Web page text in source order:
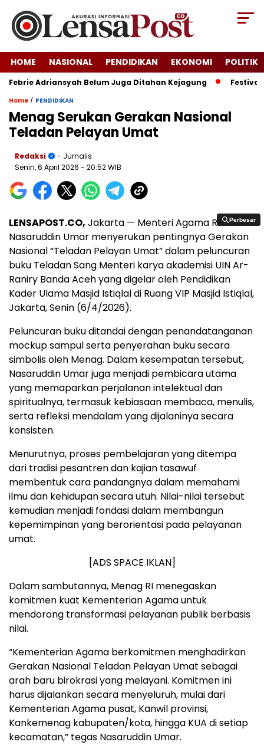
HOME NASIONAL PENDIDIKAN EKONOMI POLITIK
Adriansyah Belum Juga Ditahan Kejagung Festival
Home / PENDIDIKAN
Menag Serukan Gerakan Nasional
Teladan Pelayan Umat
Redaksi
- Jurnalis
Senin, 6 April 2026 - 20:52 WIB
Perbesar
Perbesar
LENSAPOST.CO, Jakarta — Menteri Agama RI
Nasaruddin Umar menyerukan pentingnya Gerakan
Nasional “Teladan Pelayan Umat” dalam peluncuran
buku Teladan Sang Menteri karya akademisi UIN Ar-
Raniry Banda Aceh yang digelar oleh Pendidikan
Kader Ulama Masjid Istiqlal di Ruang VIP Masjid Istiqlal,
Jakarta, Senin (6/4/2026).
Peluncuran buku ditandai dengan penandatanganan
mockup sampul serta penyerahan buku secara
simbolis oleh Menag. Dalam kesempatan tersebut,
Nasaruddin Umar juga menjadi pembicara utama
yang memaparkan perjalanan intelektual dan
spiritualnya, termasuk kebiasaan membaca, menulis,
serta refleksi mendalam yang dijalaninya secara
konsisten.
Menurutnya, proses pembelajaran yang ditempa
dari tradisi pesantren dan kajian tasawuf
membentuk cara pandangnya dalam memahami
ilmu dan kehidupan secara utuh. Nilai-nilai tersebut
kemudian menjadi fondasi dalam membangun
kepemimpinan yang berorientasi pada pelayanan
umat.
[ADS SPACE IKLAN]
Dalam sambutannya, Menag RI menegaskan
komitmen kuat Kementerian Agama untuk
mendorong transformasi pelayanan publik berbasis
nilai.
“Kementerian Agama berkomitmen menghadirkan
Gerakan Nasional Teladan Pelayan Umat sebagai
arah baru birokrasi yang melayani. Komitmen ini
harus dijalankan secara menyeluruh, mulai dari
Kementerian Agama pusat, Kanwil provinsi,
Kankemenag kabupaten/kota, hingga KUA di setiap
kecamatan,” tegas Nasaruddin Umar.